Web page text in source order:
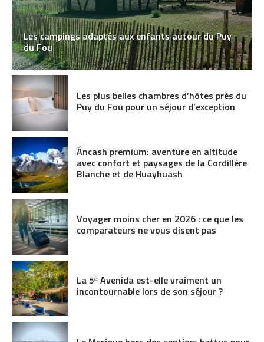
Les campings adaptés aux enfants autour du Puy
du Fou
Les plus belles chambres d’hôtes près du
Puy du Fou pour un séjour d’exception
Áncash premium: aventure en altitude
avec confort et paysages de la Cordillère
Blanche et de Huayhuash
Voyager moins cher en 2026 : ce que les
comparateurs ne vous disent pas
La 5ᵉ Avenida est-elle vraiment un
incontournable lors de son séjour ?